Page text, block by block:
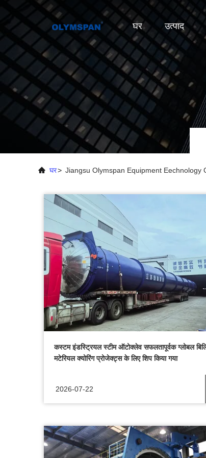
घर उत्पाद
घर> Jiangsu Olymspan Equipment Eechnology
कस्टम इंडस्ट्रियल स्टीम ऑटोक्लेव सफलतापूर्वक ग्लोबल
मटेरियल क्योरिंग प्रोजेक्ट्स के लिए शिप किया गया
2026-07-22